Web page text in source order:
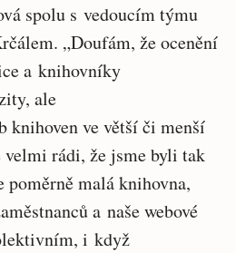
spolu s vedoucím týmu
„Doufám, že ocenění
a knihovníky
ale
ve větší či menší
rádi, že jsme byli tak
poměrně malá knihovna,
a naše webové
i když